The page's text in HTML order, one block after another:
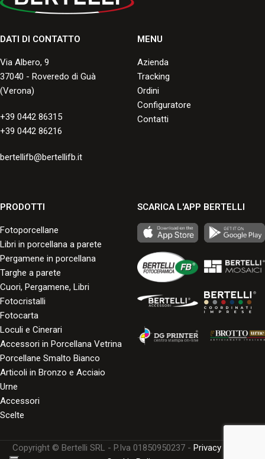
Bordo Standard
Senza Bordo
formati standard e grandi formati.
DATI DI CONTATTO
Via Albero, 9
37040 - Roveredo di Guà
(Verona)
+39 0442 86315
+39 0442 86216
bertellifb@bertellifb.it
MENU
Azienda
Tracking
Ordini
Configuratore
Contatti
PRODOTTI
Fotoporcellane
Libri in porcellana a parete
Pergamene in porcellana
Targhe a parete
Cuori, Pergamene, Libri
Fotocristalli
Fotocarta
Loculi e Cinerari
Accessori in Porcellana Vetrina
Porcellane Smalto Bianco
Articoli in Bronzo e Acciaio
Urne
Accessori
Scelte
SCARICA L'APP BERTELLI
Copyright © Bertelli SRL - P.Iva 01850950237 - Privacy Policy